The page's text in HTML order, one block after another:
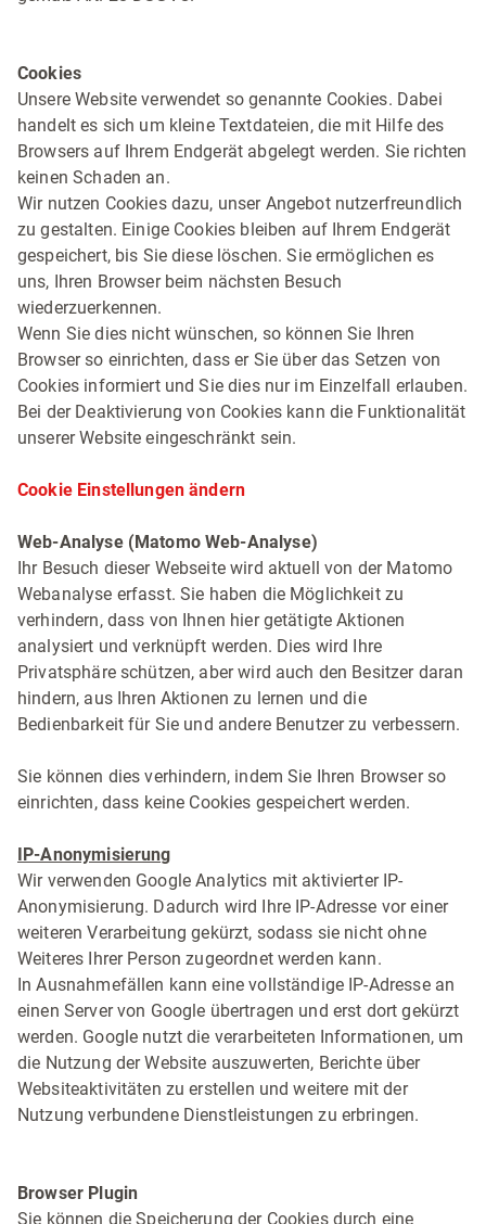
Cookies
Unsere Website verwendet so genannte Cookies. Dabei
handelt es sich um kleine Textdateien, die mit Hilfe des
Browsers auf Ihrem Endgerät abgelegt werden. Sie richten
keinen Schaden an.
Wir nutzen Cookies dazu, unser Angebot nutzerfreundlich
zu gestalten. Einige Cookies bleiben auf Ihrem Endgerät
gespeichert, bis Sie diese löschen. Sie ermöglichen es
uns, Ihren Browser beim nächsten Besuch
wiederzuerkennen.
Wenn Sie dies nicht wünschen, so können Sie Ihren
Browser so einrichten, dass er Sie über das Setzen von
Cookies informiert und Sie dies nur im Einzelfall erlauben.
Bei der Deaktivierung von Cookies kann die Funktionalität
unserer Website eingeschränkt sein.
Cookie Einstellungen ändern
Web-Analyse (Matomo Web-Analyse)
Ihr Besuch dieser Webseite wird aktuell von der Matomo
Webanalyse erfasst. Sie haben die Möglichkeit zu
verhindern, dass von Ihnen hier getätigte Aktionen
analysiert und verknüpft werden. Dies wird Ihre
Privatsphäre schützen, aber wird auch den Besitzer daran
hindern, aus Ihren Aktionen zu lernen und die
Bedienbarkeit für Sie und andere Benutzer zu verbessern.
Sie können dies verhindern, indem Sie Ihren Browser so
einrichten, dass keine Cookies gespeichert werden.
IP-Anonymisierung
Wir verwenden Google Analytics mit aktivierter IP-
Anonymisierung. Dadurch wird Ihre IP-Adresse vor einer
weiteren Verarbeitung gekürzt, sodass sie nicht ohne
Weiteres Ihrer Person zugeordnet werden kann.
In Ausnahmefällen kann eine vollständige IP-Adresse an
einen Server von Google übertragen und erst dort gekürzt
werden. Google nutzt die verarbeiteten Informationen, um
die Nutzung der Website auszuwerten, Berichte über
Websiteaktivitäten zu erstellen und weitere mit der
Nutzung verbundene Dienstleistungen zu erbringen.
Browser Plugin
Sie können die Speicherung der Cookies durch eine